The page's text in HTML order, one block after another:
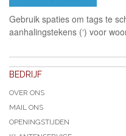
Gebruik spaties om tags te
aanhalingstekens (‘) voor
BEDRIJF
OVER ONS
MAIL ONS
OPENINGSTIJDEN